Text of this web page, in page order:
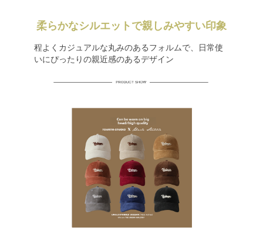
柔らかなシルエットで親しみやすい印象
程よくカジュアルな丸みのあるフォルムで、日常使
いにぴったりの親近感のあるデザイン